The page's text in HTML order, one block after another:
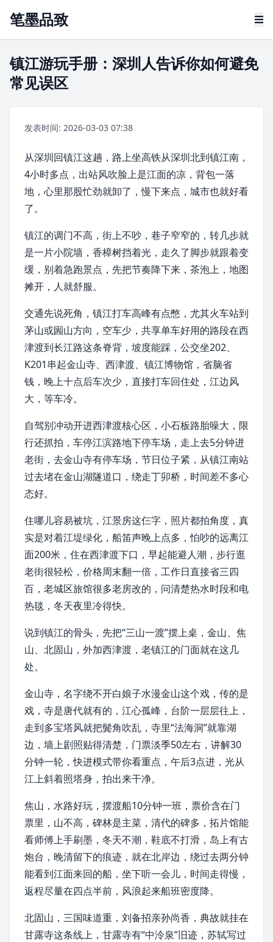
笔墨品致
镇江游玩手册：深圳人告诉你如何避免
常见误区
发表时间: 2026-03-03 07:38
从深圳回镇江这趟，路上坐高铁从深圳北到镇江南，
4小时多点，出站风吹脸上是江面的凉，背包一落
地，心里那股忙劲就卸了，慢下来点，城市也就好看
了。
镇江的调门不高，街上不吵，巷子窄窄的，转几步就
是一片小院墙， 香樟树挡着光，走久了脚步就跟着变
缓，别着急跑景点，先把节奏降下来，茶泡上，地图
摊开，人就舒服。
交通先说死角，镇江打车高峰有点憋，尤其火车站到
茅山或圌山方向，空车少，共享单车好用的路段在西
津渡到长江路这条脊背，坡度能踩，公交坐202、
K201串起金山寺、西津渡、 镇江博物馆 ，省脑省
钱，晚上十点后车次少，直接打车回住处，江边风
大，等车冷。
自驾别冲动开进西津渡核心区，小石板路胎噪大，限
行还抓拍，车停江滨路地下停车场，走上去5分钟进
老街，去金山寺有停车场，节日位子紧，从镇江南站
过去堵在金山湖隧道口，绕走丁卯桥 ，时间差不多心
态好。
住哪儿容易被坑，江景房这仨字，照片都拍角度，真
实是对着江堤绿化，船笛声晚上点多，怕吵的远离江
面200米，住在西津渡下口，早起能避人潮，步行逛
老街很轻松，价格周末翻一倍，工作日直接省三四
百，老城区旅馆很多老房改的，问清楚热水时段和电
热毯，冬天夜里冷得快。
说到镇江的骨头，先把“三山一渡”摆上桌， 金山、 焦
山、 北固山 ，外加西津渡，老镇江的门面就在这几
处。
金山寺，名字绕不开白娘子水漫金山这个戏，传的是
戏，寺是唐代就有的，江心孤峰，台阶一层层往上，
走到多宝塔风就把鬓角吹乱，寺里“法海洞”就靠湖
边，墙上剧照贴得清楚，门票淡季50左右，讲解30
分钟一轮，快进模式带你看重点，午后3点进，光从
江上斜着照塔身，拍出来干净。
焦山，水路好玩，摆渡船10分钟一班，票价含在门
票里，山不高， 碑林是主菜， 清代的碑多，拓片馆能
看师傅上手刷墨，冬天不潮，鞋底不打滑，岛上有古
炮台， 晚清留下的痕迹，就在北岸边，绕过去两分钟
能看到江面来回的船，坐下听一会儿，时间走得慢，
返程尽量在四点半前，风浪起来船班密度降。
北固山，三国味道重， 刘备招亲孙尚香 ，典故就挂在
甘露寺这条线上，甘露寺有“中泠泉”旧迹， 苏轼写过